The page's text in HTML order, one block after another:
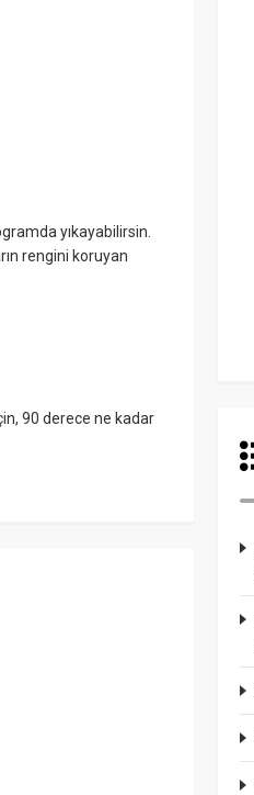
yıkayabilirsin.
rengini koruyan
90 derece ne kadar